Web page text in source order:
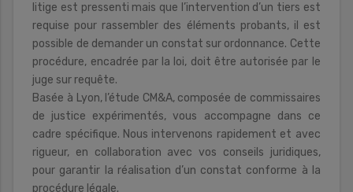
litige est pressenti mais que l’intervention d’un tiers est
requise pour rassembler des éléments probants, il est
possible de demander un constat sur ordonnance. Cette
procédure, encadrée par la loi, doit être autorisée par le
juge sur requête.
Basée à Lyon, l’étude CM&A, composée de commissaires
de justice expérimentés, vous accompagne dans ce
cadre spécifique. Nous intervenons rapidement et avec
rigueur, en collaboration avec vos conseils juridiques,
pour garantir la réalisation d’un constat conforme à la
procédure légale.